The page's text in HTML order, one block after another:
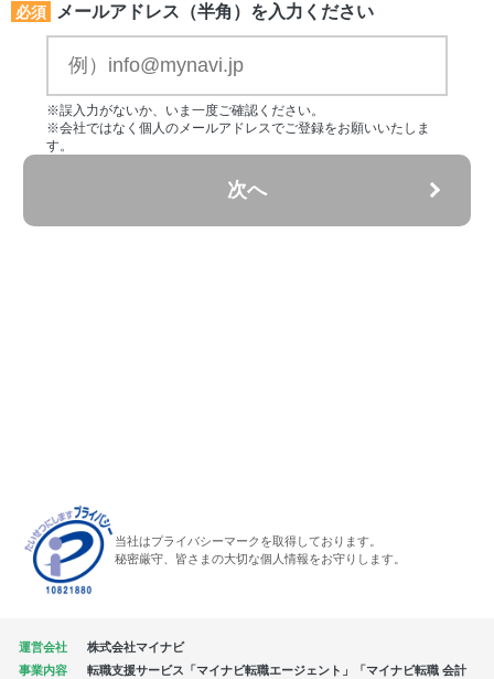
必須 メールアドレス（半角）を入力ください
※誤入力がないか、いま一度ご確認ください。
※会社ではなく個人のメールアドレスでご登録をお願いいたしま
す。
次へ
当社はプライバシーマークを取得しております。
秘密厳守、皆さまの大切な個人情報をお守りします。
運営会社
株式会社マイナビ
事業内容
転職支援サービス「マイナビ転職エージェント」「マイナビ転職 会計